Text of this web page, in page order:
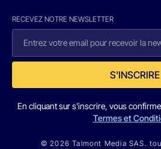
RECEVEZ NOTRE NEWSLETTER
S'INSCRIRE
En cliquant sur s'inscrire, vous
Termes et
© 2026 Talmont Media SAS.